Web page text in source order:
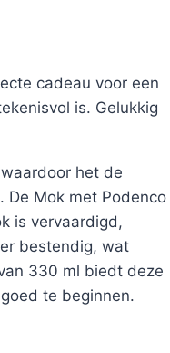
cadeau voor een
is. Gelukkig
het de
De Mok met Podenco
is vervaardigd,
bestendig, wat
330 ml biedt deze
te beginnen.